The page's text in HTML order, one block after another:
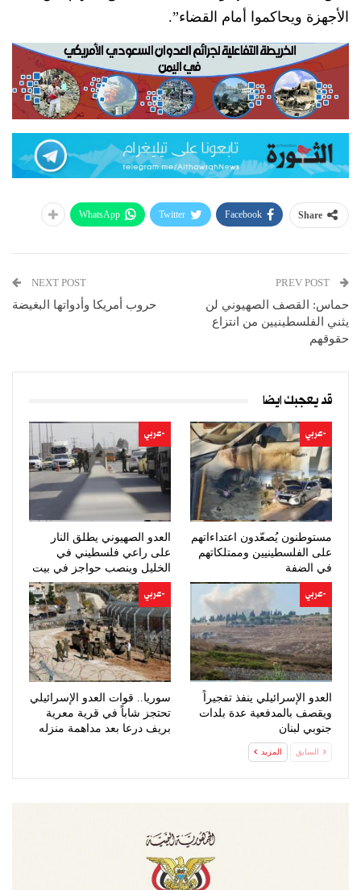
الأجهزة ويحاكموا أمام القضاء”.
Share
Facebook
Twitter
WhatsApp
حماس: القصف الصهيوني لن
يثني الفلسطينيين من انتزاع
حقوقهم
NEXT POST
حروب أمريكا وأدواتها البغيضة
قد يعجبك ايضا
-عربي
مستوطنون يُصعّدون اعتداءاتهم
على الفلسطينيين وممتلكاتهم
في الضفة
-عربي
العدو الصهيوني يطلق النار
على راعي فلسطيني في
الخليل وينصب حواجز في بيت
لحم
-عربي
العدو الإسرائيلي ينفذ تفجيراً
ويقصف بالمدفعية عدة بلدات
جنوبي لبنان
-عربي
سوريا.. قوات العدو الإسرائيلي
تحتجز شاباً في قرية معرية
بريف درعا بعد مداهمة منزله
السابق المزيد